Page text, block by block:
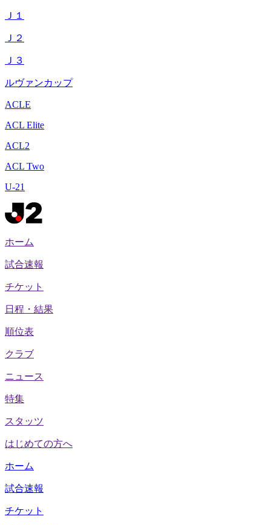
Ｊ１
Ｊ２
Ｊ３
ルヴァンカップ
ACLE
ACL Elite
ACL2
ACL Two
U-21
ホーム
試合速報
チケット
日程・結果
順位表
クラブ
ニュース
特集
スタッツ
はじめての方へ
ホーム
試合速報
チケット